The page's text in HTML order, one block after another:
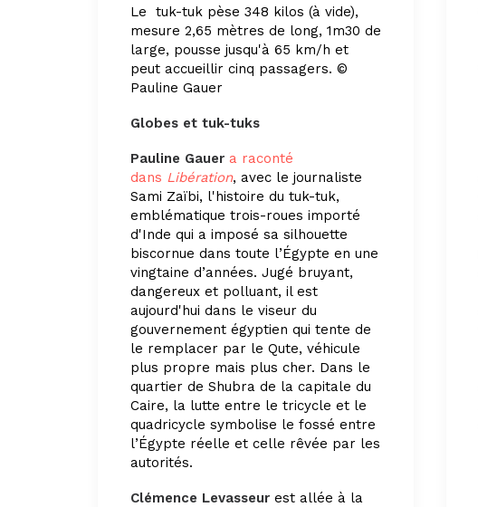
Le tuk-tuk pèse 348 kilos (à vide),
mesure 2,65 mètres de long, 1m30 de
large, pousse jusqu'à 65 km/h et
peut accueillir cinq passagers. ©
Pauline Gauer
Globes et tuk-tuks
Pauline Gauer a raconté
dans Libération, avec le journaliste
Sami Zaïbi, l'histoire du tuk-tuk,
emblématique trois-roues importé
d'Inde qui a imposé sa silhouette
biscornue dans toute l’Égypte en une
vingtaine d’années. Jugé bruyant,
dangereux et polluant, il est
aujourd'hui dans le viseur du
gouvernement égyptien qui tente de
le remplacer par le Qute, véhicule
plus propre mais plus cher. Dans le
quartier de Shubra de la capitale du
Caire, la lutte entre le tricycle et le
quadricycle symbolise le fossé entre
l’Égypte réelle et celle rêvée par les
autorités.
Clémence Levasseur est allée à la